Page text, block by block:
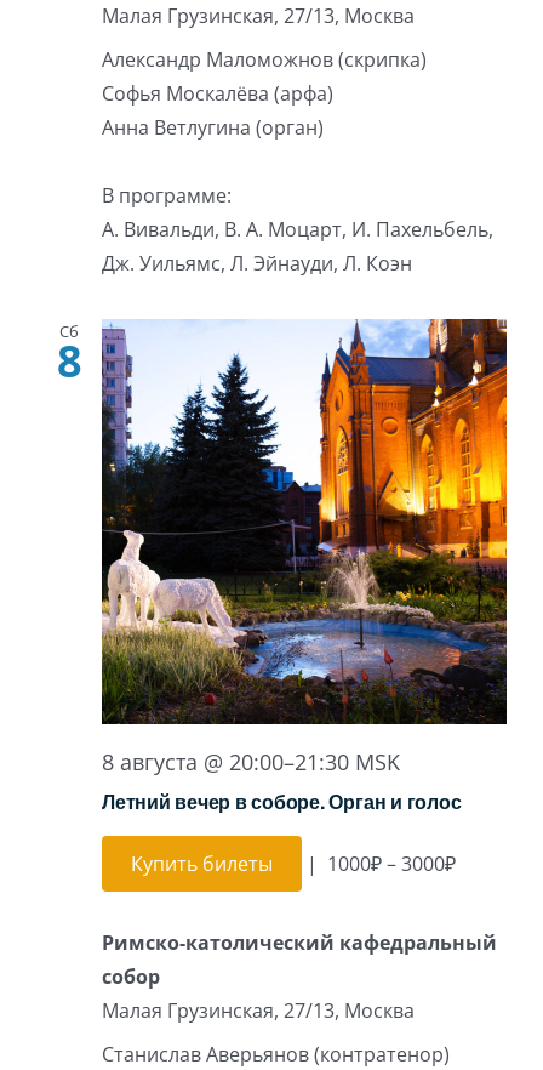
Малая Грузинская, 27/13, Москва
Александр Маломожнов (скрипка)
Софья Москалёва (арфа)
Анна Ветлугина (орган)
В программе:
А. Вивальди, В. А. Моцарт, И. Пахельбель,
Дж. Уильямс, Л. Эйнауди, Л. Коэн
Сб
8
8 августа @ 20:00–21:30 MSK
Летний вечер в соборе. Орган и голос
Купить билеты | 1000₽ – 3000₽
Римско-католический кафедральный
собор
Малая Грузинская, 27/13, Москва
Станислав Аверьянов (контратенор)